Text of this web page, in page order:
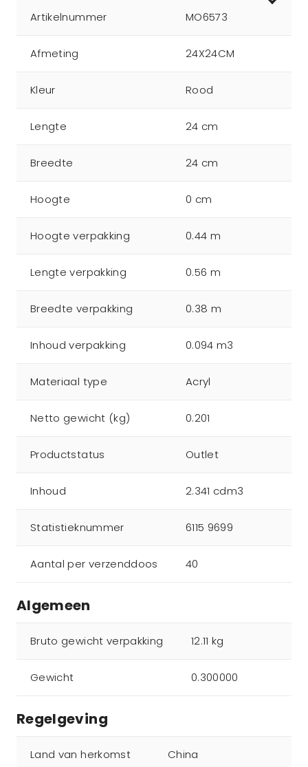
Artikelnummer MO6573
Afmeting 24X24CM
Kleur Rood
Lengte 24 cm
Breedte 24 cm
Hoogte 0 cm
Hoogte verpakking 0.44 m
Lengte verpakking 0.56 m
Breedte verpakking 0.38 m
Inhoud verpakking 0.094 m3
Materiaal type Acryl
Netto gewicht (kg) 0.201
Productstatus Outlet
Inhoud 2.341 cdm3
Statistieknummer 6115 9699
Aantal per verzenddoos 40
Algemeen
Bruto gewicht verpakking 12.11 kg
Gewicht 0.300000
Regelgeving
Land van herkomst China